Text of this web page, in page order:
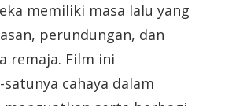
memiliki masa lalu yang
perundungan, dan
remaja. Film ini
cahaya dalam